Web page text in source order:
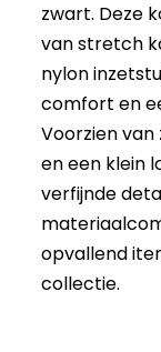
zwart. Deze
van stretch
nylon
comfort en
Voorzien
en een klein
verfijnde
opvallend
collectie.